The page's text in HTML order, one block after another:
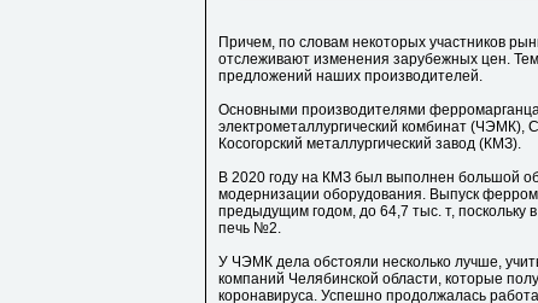
Причем, по словам некоторых участников
отслеживают изменения зарубежных цен.
предложений наших производителей.
Основными производителями
электрометаллургический комбинат (ЧЭМК),
Косогорский металлургический завод (КМЗ).
В 2020 году на КМЗ был выполнен большой
модернизации оборудования. Выпуск
предыдущим годом, до 64,7 тыс. т, поскольку
печь №2.
У ЧЭМК дела обстояли несколько лучше,
компаний Челябинской области, которые
коронавируса. Успешно продолжалась